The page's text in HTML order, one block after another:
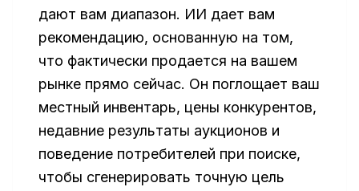
дают вам диапазон. ИИ дает вам
рекомендацию, основанную на том,
что фактически продается на вашем
рынке прямо сейчас. Он поглощает ваш
местный инвентарь, цены конкурентов,
недавние результаты аукционов и
поведение потребителей при поиске,
чтобы сгенерировать точную цель